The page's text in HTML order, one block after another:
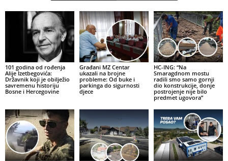
101 godina od rođenja
Alije Izetbegovića:
Državnik koji je obilježio
savremenu historiju
Bosne i Hercegovine
Građani MZ Centar
ukazali na brojne
probleme: Od buke i
parkinga do sigurnosti
djece
HC-ING: “Na
Smaragdnom mostu
radili smo samo gornji
dio konstrukcije, donje
postrojenje nije bilo
predmet ugovora”